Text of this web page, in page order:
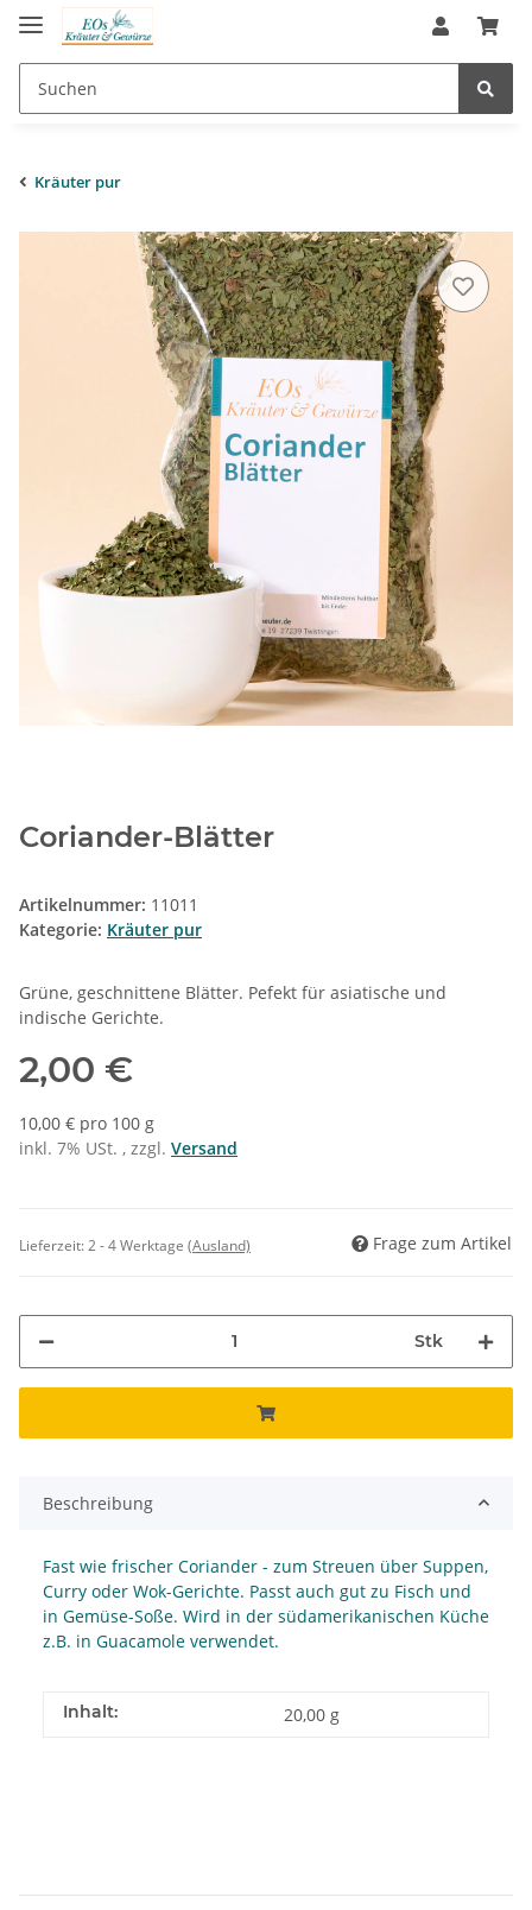
Kräuter pur
Coriander-Blätter
Artikelnummer: 11011
Kategorie: Kräuter pur
Grüne, geschnittene Blätter. Pefekt für asiatische und
indische Gerichte.
2,00 €
10,00 € pro 100 g
inkl. 7% USt. , zzgl. Versand
Lieferzeit:2 - 4 Werktage (Ausland) Frage zum Artikel
Stk
Beschreibung
Fast wie frischer Coriander - zum Streuen über Suppen,
Curry oder Wok-Gerichte. Passt auch gut zu Fisch und
in Gemüse-Soße. Wird in der südamerikanischen Küche
z.B. in Guacamole verwendet.
Inhalt: 20,00 g